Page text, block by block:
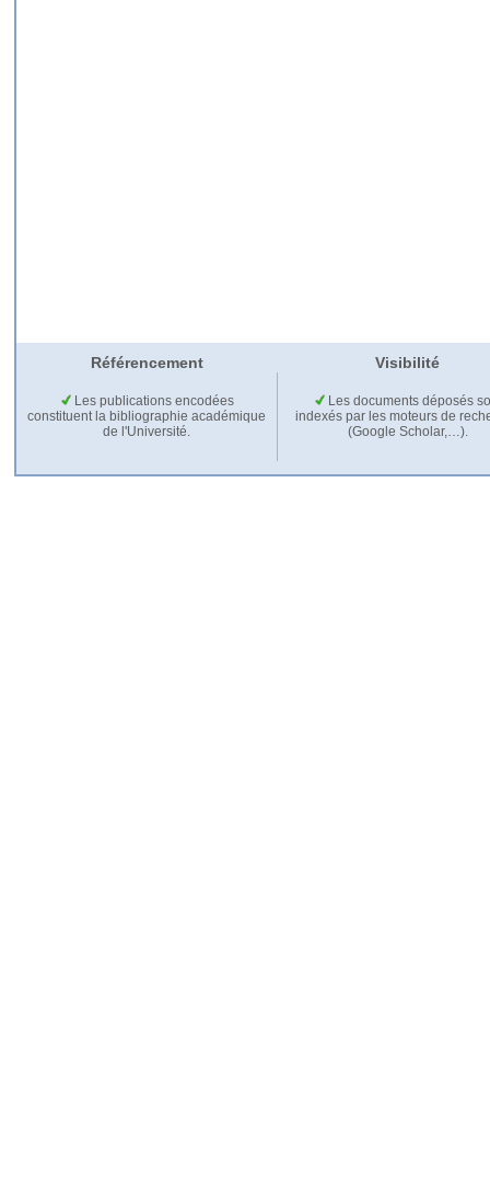
Référencement Visibilité
Les publications encodées
constituent la bibliographie académique
de l'Université.
Les documents déposés
indexés par les moteurs de
(Google Scholar,…).